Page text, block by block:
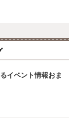
イベント情報おま